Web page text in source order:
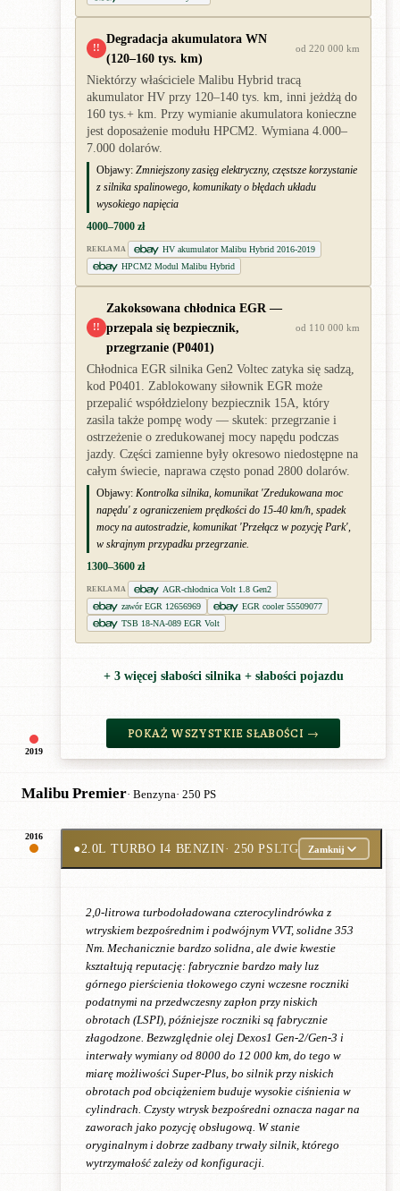
2019
!!
Degradacja akumulatora WN
(120–160 tys. km)
od 220 000 km
Niektórzy właściciele Malibu Hybrid tracą
akumulator HV przy 120–140 tys. km, inni jeżdżą do
160 tys.+ km. Przy wymianie akumulatora konieczne
jest doposażenie modułu HPCM2. Wymiana 4.000–
7.000 dolarów.
Objawy: Zmniejszony zasięg elektryczny, częstsze korzystanie
z silnika spalinowego, komunikaty o błędach układu
wysokiego napięcia
4000–7000 zł
REKLAMA
HV akumulator Malibu Hybrid 2016-2019
HPCM2 Modul Malibu Hybrid
!!
Zakoksowana chłodnica EGR —
przepala się bezpiecznik,
przegrzanie (P0401)
od 110 000 km
Chłodnica EGR silnika Gen2 Voltec zatyka się sadzą,
kod P0401. Zablokowany siłownik EGR może
przepalić współdzielony bezpiecznik 15A, który
zasila także pompę wody — skutek: przegrzanie i
ostrzeżenie o zredukowanej mocy napędu podczas
jazdy. Części zamienne były okresowo niedostępne na
całym świecie, naprawa często ponad 2800 dolarów.
Objawy: Kontrolka silnika, komunikat 'Zredukowana moc
napędu' z ograniczeniem prędkości do 15-40 km/h, spadek
mocy na autostradzie, komunikat 'Przełącz w pozycję Park',
w skrajnym przypadku przegrzanie.
1300–3600 zł
REKLAMA
AGR-chłodnica Volt 1.8 Gen2
zawór EGR 12656969
EGR cooler 55509077
TSB 18-NA-089 EGR Volt
+ 3 więcej słabości silnika + słabości pojazdu
POKAŻ WSZYSTKIE SŁABOŚCI →
Malibu Premier· Benzyna· 250 PS
2016
●2.0L TURBO I4 BENZIN· 250 PSLTG Zamknij
2,0-litrowa turbodoładowana czterocylindrówka z
wtryskiem bezpośrednim i podwójnym VVT, solidne 353
Nm. Mechanicznie bardzo solidna, ale dwie kwestie
kształtują reputację: fabrycznie bardzo mały luz
górnego pierścienia tłokowego czyni wczesne roczniki
podatnymi na przedwczesny zapłon przy niskich
obrotach (LSPI), późniejsze roczniki są fabrycznie
złagodzone. Bezwzględnie olej Dexos1 Gen-2/Gen-3 i
interwały wymiany od 8000 do 12 000 km, do tego w
miarę możliwości Super-Plus, bo silnik przy niskich
obrotach pod obciążeniem buduje wysokie ciśnienia w
cylindrach. Czysty wtrysk bezpośredni oznacza nagar na
zaworach jako pozycję obsługową. W stanie
oryginalnym i dobrze zadbany trwały silnik, którego
wytrzymałość zależy od konfiguracji.